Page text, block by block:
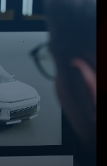
que
tu marca y